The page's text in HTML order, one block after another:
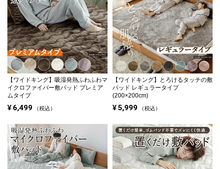
【ワイドキング】 吸湿発熱ふわふわマ
イクロファイバー敷パッド プレミア
ムタイプ
¥ 6,499 税込
【ワイドキング】
とろけるタッチの敷
パッド レギュラータイプ
(200×200cm)
¥5,999 税込